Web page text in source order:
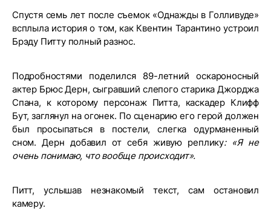
Спустя семь лет после съемок «Однажды в Голливуде»
всплыла история о том, как Квентин Тарантино устроил
Брэду Питту полный разнос.
Подробностями поделился 89-летний оскароносный
актер Брюс Дерн, сыгравший слепого старика Джорджа
Спана, к которому персонаж Питта, каскадер Клифф
Бут, заглянул на огонек. По сценарию его герой должен
был просыпаться в постели, слегка одурманенный
сном. Дерн добавил от себя живую реплику: «Я не
очень понимаю, что вообще происходит».
Питт, услышав незнакомый текст, сам остановил
камеру.